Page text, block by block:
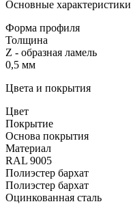
Основные характеристики
Форма профиля
Толщина
Z - образная ламель
0,5 мм
Цвета и покрытия
Цвет
Покрытие
Основа покрытия
Материал
RAL 9005
Полиэстер бархат
Полиэстер бархат
Оцинкованная сталь